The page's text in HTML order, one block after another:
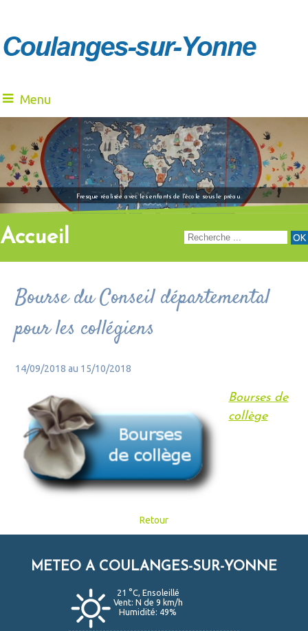
Menu
Fresque réalisée avec les enfants de l'école sous le préau
"Venez à notre
Accueil
Bourse du Conseil départemental
pour les collégiens
14/09/2018 au 15/10/2018
Bourses de
collège
Retour
METEO A COULANGES-SUR-YONNE
21 °C, Ensoleillé
Vent: N de 9 km/h
Humidité: 49%